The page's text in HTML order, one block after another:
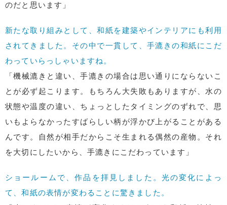
のだと思います」
新たな取り組みとして、和紙を建築やインテリアにも利用
されてきました。その中で一貫して、手漉きの和紙にこだ
わっていらっしゃいますね。
「機械漉きと違い、手漉きの場合は思い通りにならないこ
とが必ず起こります。もちろん大失敗もありますが、水の
状態や温度の違い、ちょっとしたタイミングのずれで、思
いもよらなかったすばらしい柄が浮かび上がることがある
んです。自然が相手だからこそ生まれる偶然の産物。それ
を大切にしたいから、手漉きにこだわっています」
ショールームで、作品を拝見しました。光の変化によっ
て、和紙の表情が変わることに驚きました。